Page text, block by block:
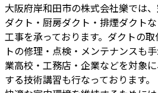
大阪府岸和田市の株式会社樂では
ダクト・厨房ダクト・排煙ダクト
工事を承っております。ダクトの
トの修理・点検・メンテナンスも
業高校・工務店・企業などを対象
する技術講習も行なっております。